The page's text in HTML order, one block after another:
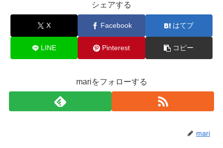
シェアする
X Facebook はてブ
LINE Pinterest コピー
mariをフォローする
mari